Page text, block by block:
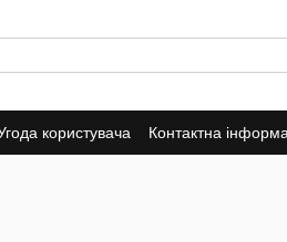
користувача Контактна